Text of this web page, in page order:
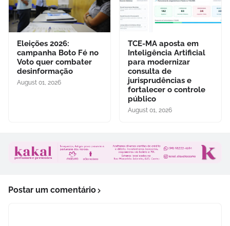
Eleições 2026:
campanha Boto Fé no
Voto quer combater
desinformação
August 01, 2026
TCE-MA aposta em
Inteligência Artificial
para modernizar
consulta de
jurisprudências e
fortalecer o controle
público
August 01, 2026
Postar um comentário